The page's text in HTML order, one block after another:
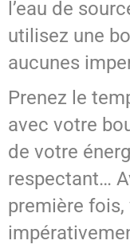
l’eau de
utilisez une
aucunes
Prenez le
avec votre
de votre
respectant…
première fois,